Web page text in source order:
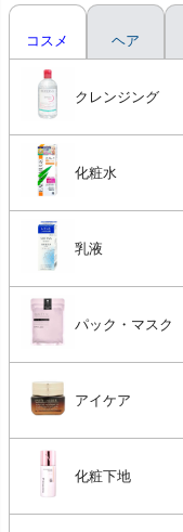
コスメ
クレンジング
化粧水
乳液
パック・マスク
アイケア
化粧下地
ヘア